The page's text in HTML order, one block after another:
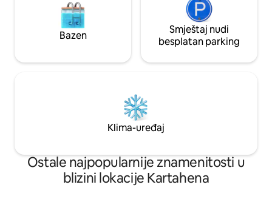
Bazen
Smještaj nudi
besplatan parking
Klima-uređaj
Ostale najpopularnije znamenitosti u
blizini lokacije Kartahena